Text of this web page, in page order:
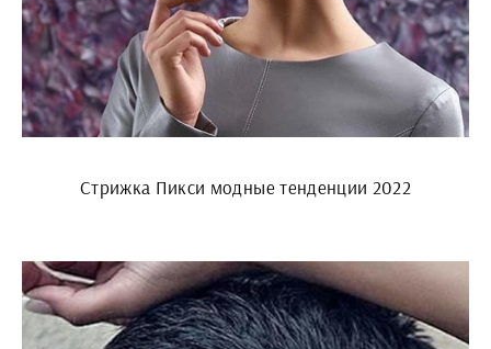
Стрижка Пикси модные тенденции 2022